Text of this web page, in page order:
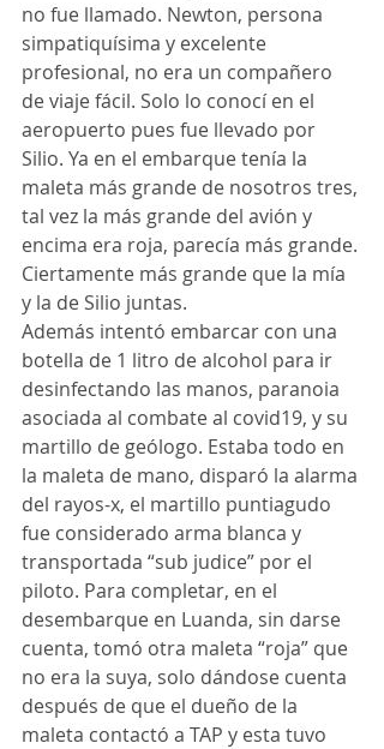
no fue llamado. Newton, persona
simpatiquísima y excelente
profesional, no era un compañero
de viaje fácil. Solo lo conocí en el
aeropuerto pues fue llevado por
Silio. Ya en el embarque tenía la
maleta más grande de nosotros tres,
tal vez la más grande del avión y
encima era roja, parecía más grande.
Ciertamente más grande que la mía
y la de Silio juntas.
Además intentó embarcar con una
botella de 1 litro de alcohol para ir
desinfectando las manos, paranoia
asociada al combate al covid19, y su
martillo de geólogo. Estaba todo en
la maleta de mano, disparó la alarma
del rayos-x, el martillo puntiagudo
fue considerado arma blanca y
transportada “sub judice” por el
piloto. Para completar, en el
desembarque en Luanda, sin darse
cuenta, tomó otra maleta “roja” que
no era la suya, solo dándose cuenta
después de que el dueño de la
maleta contactó a TAP y esta tuvo